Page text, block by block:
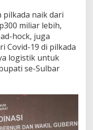
naik dari
miliar lebih,
hock, juga
Covid-19 di pilkada
logistik untuk
se-Sulbar